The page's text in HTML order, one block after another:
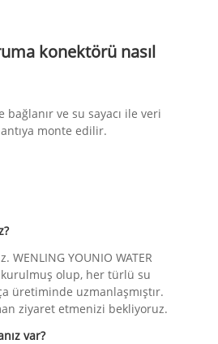
konektörü nasıl
bağlanır ve su sayacı ile veri
monte edilir.
WENLING YOUNIO WATER
kurulmuş olup, her türlü su
üretiminde uzmanlaşmıştır.
ziyaret etmenizi bekliyoruz.
var?